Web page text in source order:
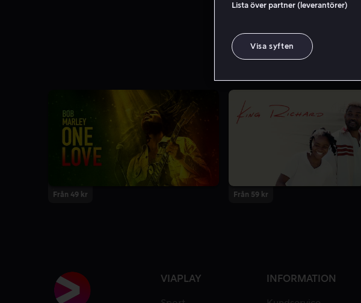
Från 49 kr Från 59 kr
VIAPLAY INFORMATION
Lista över partner (leverantörer)
Visa syften